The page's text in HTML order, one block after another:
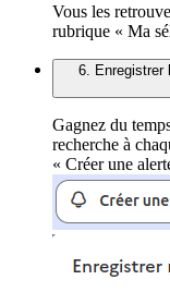
Vous les
rubrique « Ma
6. Enregistrer
Gagnez du
recherche à
« Créer une